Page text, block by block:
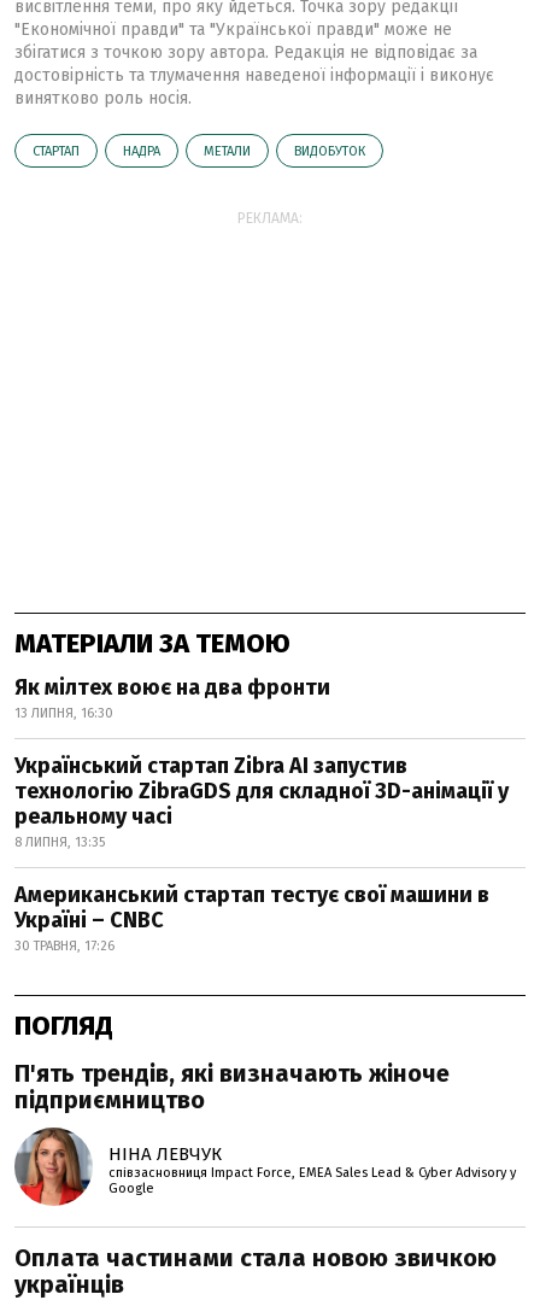
висвітлення теми, про яку йдеться. Точка зору редакції
"Економічної правди" та "Української правди" може не
збігатися з точкою зору автора. Редакція не відповідає за
достовірність та тлумачення наведеної інформації і виконує
винятково роль носія.
СТАРТАП НАДРА МЕТАЛИ ВИДОБУТОК
РЕКЛАМА:
МАТЕРІАЛИ ЗА ТЕМОЮ
Як мілтех воює на два фронти
13 ЛИПНЯ, 16:30
Український стартап Zibra AI запустив
технологію ZibraGDS для складної 3D-анімації у
реальному часі
8 ЛИПНЯ, 13:35
Американський стартап тестує свої машини в
Україні – CNBC
30 ТРАВНЯ, 17:26
ПОГЛЯД
П'ять трендів, які визначають жіноче
підприємництво
НІНА ЛЕВЧУК
співзасновниця Impact Force, EMEA Sales Lead & Cyber Advisory у
Google
Оплата частинами стала новою звичкою
українців